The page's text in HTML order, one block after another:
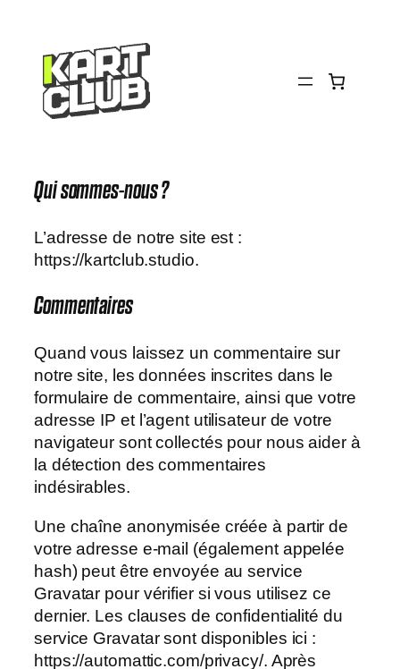
contenu
Qui sommes-nous ?
L’adresse de notre site est :
https://kartclub.studio.
Commentaires
Quand vous laissez un commentaire sur
notre site, les données inscrites dans le
formulaire de commentaire, ainsi que votre
adresse IP et l’agent utilisateur de votre
navigateur sont collectés pour nous aider à
la détection des commentaires
indésirables.
Une chaîne anonymisée créée à partir de
votre adresse e-mail (également appelée
hash) peut être envoyée au service
Gravatar pour vérifier si vous utilisez ce
dernier. Les clauses de confidentialité du
service Gravatar sont disponibles ici :
https://automattic.com/privacy/. Après